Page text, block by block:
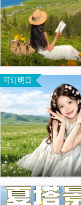
下
Tab
键
浏
览
信
息
伊帕尔汗薰衣
那拉提河谷草原
琼库什台
喀纳斯景区
可订明日